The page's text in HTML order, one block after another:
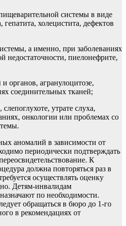
системы в виде
гепатита, холецистита, дефектов
а именно, при заболеваниях
недостаточности, пиелонефрите,
органов, агранулоцитозе,
соединительных тканей;
утрате слуха,
онкологии или проблемах со
аномалий в зависимости от
периодически подтверждать
К
должна повторяться раз в
осуществлять оценку
Детям-инвалидам
по необходимости.
обращаться в бюро до 1-го
в рекомендациях от